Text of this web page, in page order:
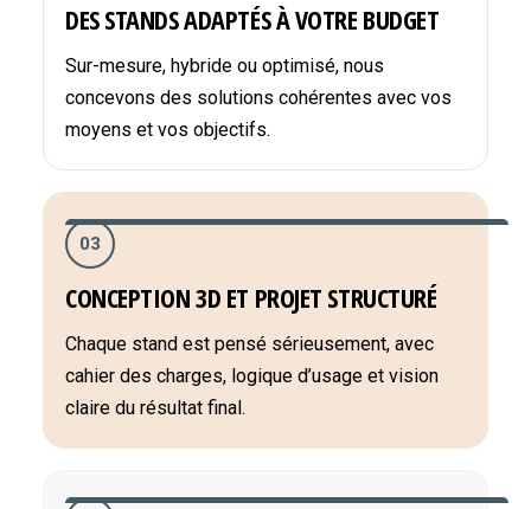
DES STANDS ADAPTÉS À VOTRE BUDGET
Sur-mesure, hybride ou optimisé, nous
concevons des solutions cohérentes avec vos
moyens et vos objectifs.
03
CONCEPTION 3D ET PROJET STRUCTURÉ
Chaque stand est pensé sérieusement, avec
cahier des charges, logique d’usage et vision
claire du résultat final.